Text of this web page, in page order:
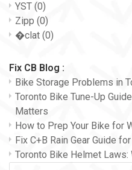
YST (0)
Zipp (0)
�clat (0)
Fix CB Blog :
Bike Storage Problems in
Toronto Bike Tune-Up
Matters
How to Prep Your Bike for
Fix C+B Rain Gear Guide
Toronto Bike Helmet Laws: